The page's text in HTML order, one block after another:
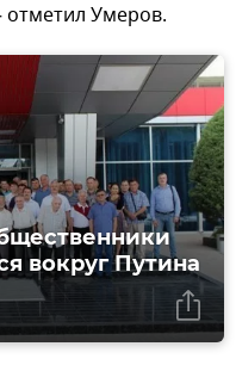
Умеров.
вокруг Путина